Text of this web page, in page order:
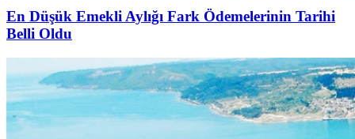
En Düşük Emekli Aylığı Fark Ödemelerinin Tarihi
Belli Oldu